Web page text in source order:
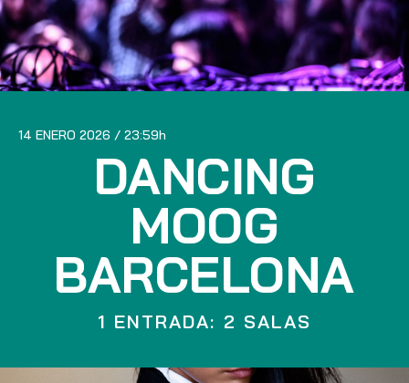
14 ENERO 2026 23:59
DANCING
MOOG
BARCELONA
1 ENTRADA: 2 SALAS